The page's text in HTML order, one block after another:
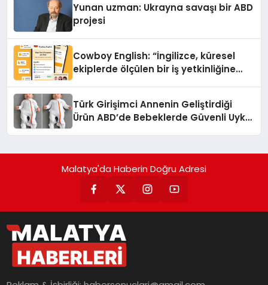
Yunan uzman: Ukrayna savaşı bir ABD
projesi
Cowboy English: “İngilizce, küresel
ekiplerde ölçülen bir iş yetkinliğine
Türk Girişimci Annenin Geliştirdiği
Ürün ABD’de Bebeklerde Güvenli Uyku
Malatya'da Haberin Doğru Adresi